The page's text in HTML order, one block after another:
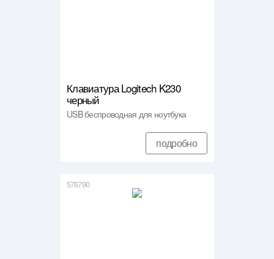
Клавиатура Logitech K230
черный
USB беспроводная для ноутбука
подробно
576790